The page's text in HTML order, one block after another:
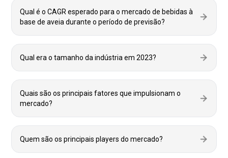
Qual é o CAGR esperado para o mercado de bebidas à
base de aveia durante o período de previsão?
Qual era o tamanho da indústria em 2023?
Quais são os principais fatores que impulsionam o
mercado?
Quem são os principais players do mercado?